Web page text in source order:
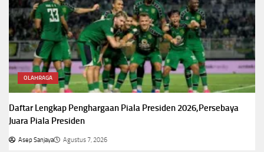
OLAHRAGA
Daftar Lengkap Penghargaan Piala Presiden 2026,Persebaya
Juara Piala Presiden
Asep Sanjaya Agustus 7, 2026